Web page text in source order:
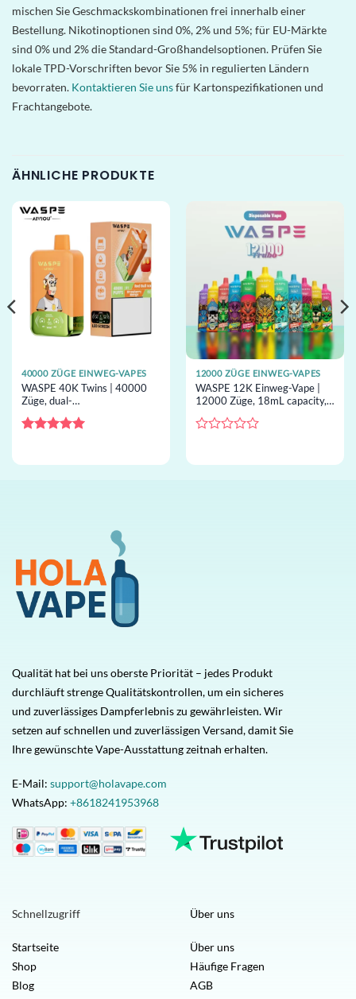
mischen Sie Geschmackskombinationen frei innerhalb einer
Bestellung. Nikotinoptionen sind 0%, 2% und 5%; für EU-Märkte
sind 0% und 2% die Standard-Großhandelsoptionen. Prüfen Sie
lokale TPD-Vorschriften bevor Sie 5% in regulierten Ländern
bevorraten. Kontaktieren Sie unsfür Kartonspezifikationen und
Frachtangebote.
ÄHNLICHE PRODUKTE
40000 ZÜGE EINWEG-VAPES
WASPE 40K Twins | 40000
Züge, dual-
capacity, Dual-Mesh, Einweg-
5
12000 ZÜGE EINWEG-VAPES
WASPE 12K Einweg-Vape |
12000 Züge, 18mL capacity,
Großhandel
0
Qualität hat bei uns oberste Priorität – jedes Produkt
durchläuft strenge Qualitätskontrollen, um ein sicheres
und zuverlässiges Dampferlebnis zu gewährleisten. Wir
setzen auf schnellen und zuverlässigen Versand, damit Sie
Ihre gewünschte Vape-Ausstattung zeitnah erhalten.
E-Mail: support@holavape.com
WhatsApp: +8618241953968
Schnellzugriff
Startseite
Shop
Blog
Über uns
Über uns
Häufige Fragen
AGB